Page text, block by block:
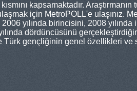
kapsamaktadır. Araştırmanın
için MetroPOLL'e ulaşınız.
yılında birincisini, 2008
dördüncüsünü
Türk gençliğinin genel özellikleri ve